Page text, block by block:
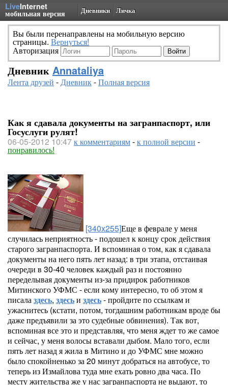
LiveInternet
мобильная версия Дневники Личка
Вы были перенаправлены на мобильную версию
страницы. Вернуться!
Авторизация
Дневник Annataliya
Лента друзей -Дневник-Полная версия
Как я сдавала документы на загранпаспорт, или
Госуслуги рулят!
06-05-2012 10:47к комментариям-к полной версии -
понравилось!
[340x255]Еще в феврале у меня
случилась неприятность - подошел к концу срок действия
старого загранпаспорта. И вспоминая о том, как я сдавала
документы на него пять лет назад: в три этапа, отстаивая
очереди в 30-40 человек каждый раз и постоянно
переделывая документы из-за придирок работников
Митинского УФМС - если кому интересно, то об этом я
писалаздесь, здесьи здесь- пройдите по ссылкам и
ужаснитесь (кстати, потом, тогдашним работникам вроде бы
даже предъявили за это судебные обвинения). Так вот,
вспоминая все это и представляя, что меня ждет то же самое
и сейчас, у меня волосы вставали дыбом. Мало того, если
пять лет назад я жила в Митино и до УФМС мне можно
было спокойненько за 20 минут добраться на автобусе, то
теперь из Измайлова туда мне ехать ровно два часа. По
месту жительства же у нас загранпаспорта не выдают, то